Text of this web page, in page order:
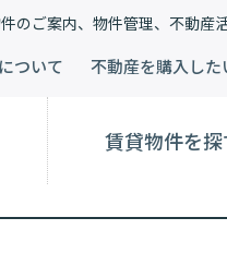
のご案内、物件管理、不動産
ついて 不動産を購入した
賃貸物件を探